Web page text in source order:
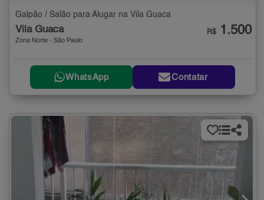
Galpão / Salão para Alugar na Vila Guaca
Vila Guaca
Zona Norte - São Paulo
R$ 1.500
WhatsApp Contatar